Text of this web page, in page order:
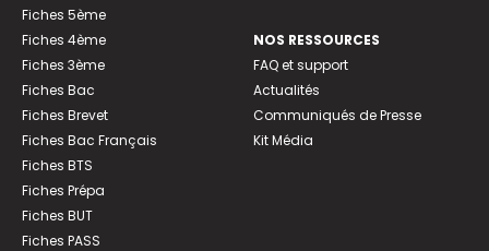
Fiches 5ème
Fiches 4ème
Fiches 3ème
Fiches Bac
Fiches Brevet
Fiches Bac Français
Fiches BTS
Fiches Prépa
Fiches BUT
Fiches PASS
NOS RESSOURCES
FAQ et support
Actualités
Communiqués de Presse
Kit Média